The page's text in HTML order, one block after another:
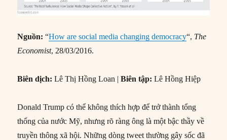
Nguồn: “How are social media changing democracy“, The
Economist, 28/03/2016.
Biên dịch: Lê Thị Hồng Loan |Biên tập: Lê Hồng Hiệp
Donald Trump có thể không thích hợp để trở thành tổng
thống của nước Mỹ, nhưng rõ ràng ông là một bậc thầy về
truyền thông xã hội. Những dòng tweet thường gây sốc đã